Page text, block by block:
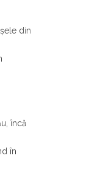
din
încă
în